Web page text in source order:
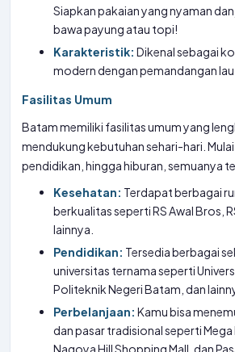
Siapkan pakaian yang nyaman
bawa payung atau topi!
Karakteristik: Dikenal sebagai
modern dengan pemandangan
Fasilitas Umum
Batam memiliki fasilitas umum yang
mendukung kebutuhan sehari-hari. Mulai
pendidikan, hingga hiburan, semuanya
Kesehatan: Terdapat berbagai
berkualitas seperti RS Awal Bros,
lainnya.
Pendidikan: Tersedia berbagai
universitas ternama seperti
Politeknik Negeri Batam, dan
Perbelanjaan: Kamu bisa
dan pasar tradisional seperti Mega
Nagoya Hill Shopping Mall, dan